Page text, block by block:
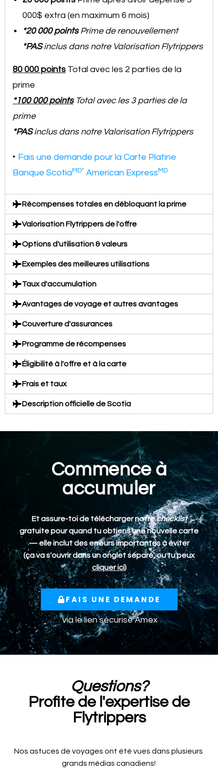
000$ extra (en maximum 6 mois)
*20 000 pointsPrime de renouvellement
*PASinclus dans notre Valorisation Flytrippers
80 000 points Total avec les 2 parties de la
prime
*100 000 pointsTotal avec les 3 parties de la
prime
*PASinclus dans notre Valorisation Flytrippers
‣ Fais une demande pour la Carte Platine
Banque ScotiaMD* American ExpressMD
Récompenses totales en débloquant la prime
Valorisation Flytrippers de l'offre
Options d'utilisation & valeurs
Exemples des meilleures utilisations
Taux d'accumulation
Avantages de voyage et autres avantages
Couverture d'assurances
Programme de récompenses
Éligibilité à l'offre et à la carte
Frais et taux
Description officielle de Scotia
Commence à
accumuler
Et assure-toi de télécharger notrechecklist
gratuite pour quand tu obtiens une nouvelle carte
— elle inclut des erreurs importantes à éviter
(ça va s'ouvrir dans un onglet séparé, ou tu peux
cliquer ici)
FAIS UNE DEMANDE
via le lien sécurisé Amex
Questions?
Profite de l'expertise de
Flytrippers
Nos astuces de voyages ont été vues dans plusieurs
grands médias canadiens!